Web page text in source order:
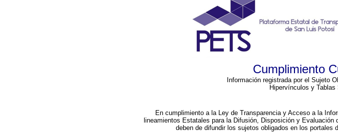
Cumplimiento
Información registrada por el Sujeto
Hipervínculos y
En cumplimiento a la Ley de Transparencia y Acceso a la
lineamientos Estatales para la Difusión, Disposición y
deben de difundir los sujetos obligados en los